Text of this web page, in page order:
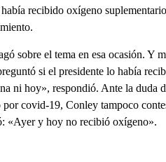
recibido oxígeno
sobre el tema en esa ocasión. Y
si el presidente lo había
ni hoy», respondió. Ante la duda
covid-19, Conley tampoco
«Ayer y hoy no recibió oxígeno».